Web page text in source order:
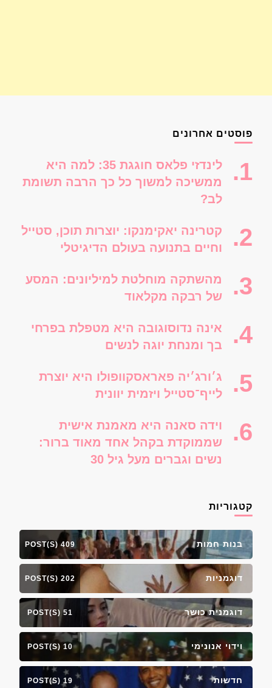
פוסטים אחרונים
לינדזי פלאס חוגגת 35: למה היא
ממשיכה למשוך כל כך הרבה תשומת
לב?
קטרינה יאקימנקו: יוצרות תוכן, סטייל
וחיים בתנועה בעולם הדיגיטלי
מהשתקה מוחלטת למיליונים: המסע
של רבקה מקלאוד
אינה נדוסוגובה היא מטפלת בפרחי
בך ומנחת יוגה לנשים
ג׳ורג׳יה פאראסקוופולו היא יוצרת
לייף־סטייל ויזמית יוונית
וידה סאנה היא מאמנת אישית
שממוקדת בקהל אחד מאוד ברור:
נשים וגברים מעל גיל 30
קטגוריות
בנות חמות 409 POST(S)
דוגמניות 202 POST(S)
דוגמנית כושר 51 POST(S)
וידוי אנונימי 10 POST(S)
חדשות 19 POST(S)